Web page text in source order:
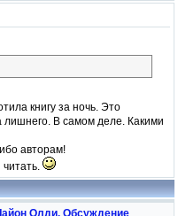
книгу за ночь. Это
лишнего. В самом деле. Какими
авторам!
Олди. Обсуждение